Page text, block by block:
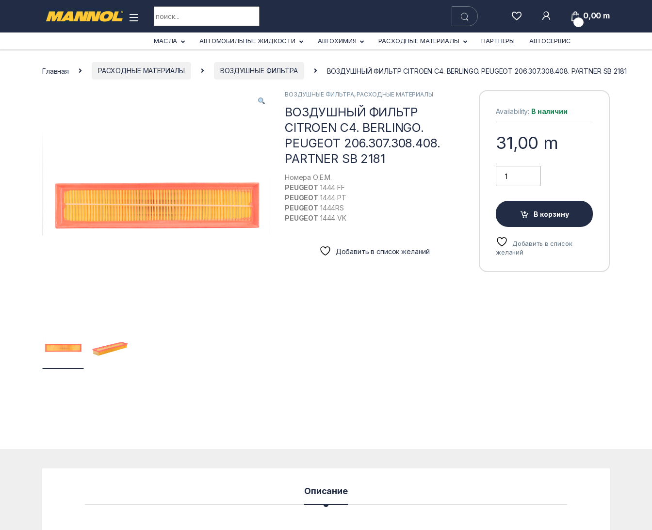
0,00 m
МАСЛА АВТОМОБИЛЬНЫЕ ЖИДКОСТИ АВТОХИМИЯ РАСХОДНЫЕ МАТЕРИАЛЫ ПАРТНЕРЫ АВТОСЕРВИС
Главная РАСХОДНЫЕ МАТЕРИАЛЫ ВОЗДУШНЫЕ ФИЛЬТРА ВОЗДУШНЫЙ ФИЛЬТР CITROEN C4. BERLINGO. PEUGEOT 206.307.308.408. PARTNER SB 2181
ВОЗДУШНЫЕ ФИЛЬТРА, РАСХОДНЫЕ МАТЕРИАЛЫ
ВОЗДУШНЫЙ ФИЛЬТР
CITROEN C4. BERLINGO.
PEUGEOT 206.307.308.408.
PARTNER SB 2181
Номера О.Е.М.
PEUGEOT 1444 FF
PEUGEOT 1444 PT
PEUGEOT 1444RS
PEUGEOT 1444 VK
Добавить в список желаний
Availability: В наличии
31,00 m
В корзину
Добавить в список
желаний
Описание